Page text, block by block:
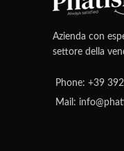
Azienda con
settore della
Phone: +39
Mail: